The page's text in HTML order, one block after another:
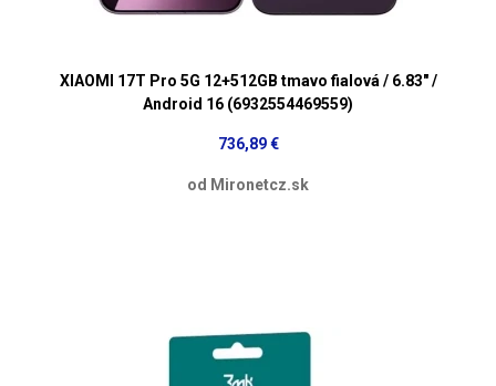
XIAOMI 17T Pro 5G 12+512GB tmavo fialová / 6.83" /
Android 16 (6932554469559)
736,89 €
od Mironetcz.sk